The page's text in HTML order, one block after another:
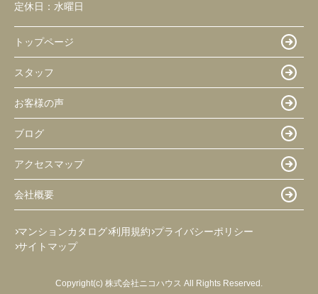
定休日： 水曜日
トップページ
スタッフ
お客様の声
ブログ
アクセスマップ
会社概要
マンションカタログ 利用規約 プライバシーポリシー
サイトマップ
Copyright(c) 株式会社ニコハウス All Rights Reserved.